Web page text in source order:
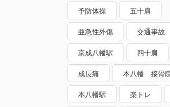
予防体操 五十肩
亜急性外傷 交通事故
京成八幡駅 四十肩
成長痛 本八幡 接骨
本八幡駅 楽トレ